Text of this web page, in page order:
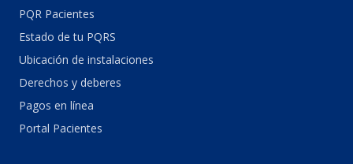
PQR Pacientes
Estado de tu PQRS
Ubicación de instalaciones
Derechos y deberes
Pagos en línea
Portal Pacientes